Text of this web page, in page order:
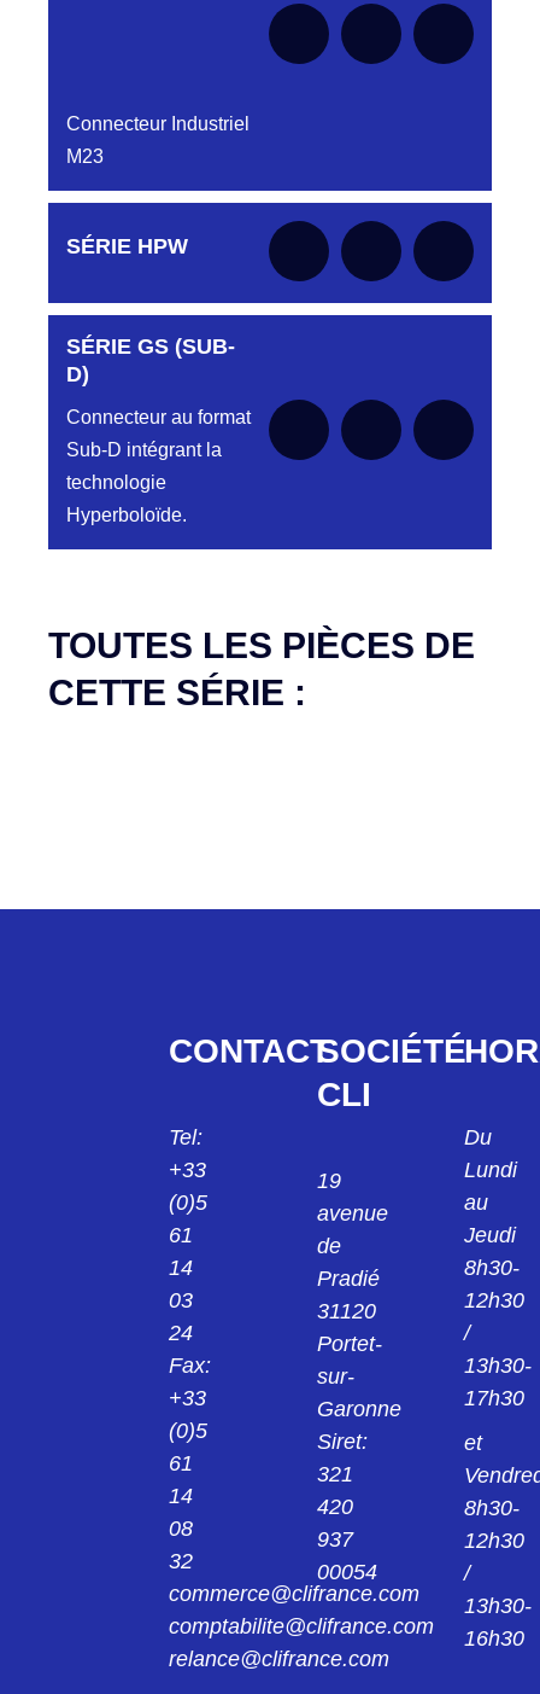
Connecteur Industriel
M23
Aucune pièce disponible pour cette série pour
le moment
SÉRIE HPW
Aucune pièce disponible pour cette série pour
SÉRIE GS (SUB-
D)
Connecteur au format
Sub-D intégrant la
technologie
Hyperboloïde.
TOUTES LES PIÈCES DE
CETTE SÉRIE :
CONTACT
Tel:
+33
(0)5
61
14
03
24
Fax:
+33
(0)5
61
14
08
32
commerce@clifrance.com
comptabilite@clifrance.com
relance@clifrance.com
SOCIÉTÉ
CLI
19
avenue
de
Pradié
31120
Portet-
sur-
Garonne
Siret:
321
420
937
00054
Du
Lundi
au
Jeudi
8h30-
12h30
/
13h30-
17h30
et
8h30-
12h30
/
13h30-
16h30